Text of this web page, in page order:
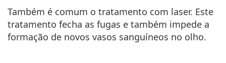
Também é comum o tratamento com laser. Este
tratamento fecha as fugas e também impede a
formação de novos vasos sanguíneos no olho.